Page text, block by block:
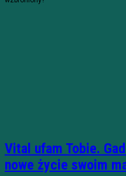
Vital ufam Tobie.
nowe życie swoim